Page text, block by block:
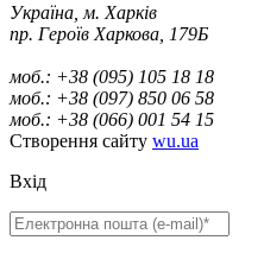
Україна, м. Харків
пр. Героїв Харкова, 179Б
моб.: +38 (095) 105 18 18
моб.: +38 (097) 850 06 58
моб.: +38 (066) 001 54 15
Створення сайту wu.ua
Вхід